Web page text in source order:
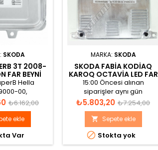
SKODA
3T 2008-
FAR BEYNI
Hella
00,
5M0907391
Beyni
Normal
fiyat
₺6.162,00
ekle
Var
MARKA: SKODA
SKODA FABIA KODIAQ
KAROQ OCTAVIA LED FAR
BEYNI 7P5.941.591.AD
15:00 Öncesi alınan
siparişler aynı gün
kargolanır, Adınıza Faturalı,
Orjinal Sıfır Ürün
Fiyat
₺5.803,20 Normal
fiyat
₺7.254,00
 Sepete ekle
 Stokta yok